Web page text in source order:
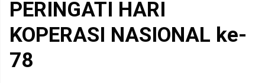
PERINGATI HARI
KOPERASI NASIONAL ke-
78